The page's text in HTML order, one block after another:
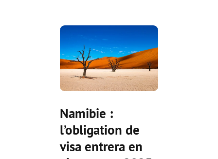
Namibie :
l’obligation de
visa entrera en